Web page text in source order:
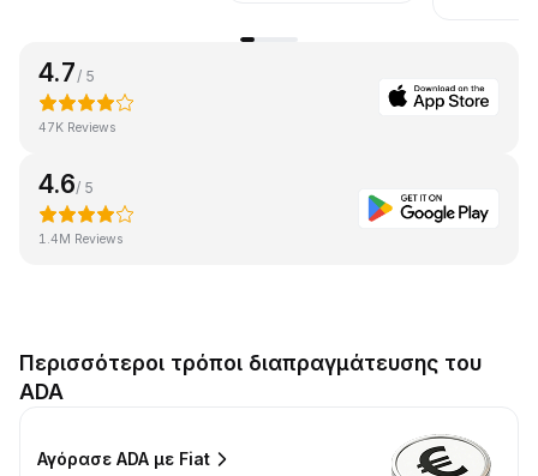
4.7 / 5
47K Reviews
4.6/ 5
1.4M Reviews
Περισσότεροι τρόποι διαπραγμάτευσης του
ADA
Αγόρασε ADA με Fiat